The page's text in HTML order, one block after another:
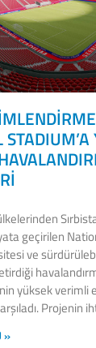
geçirilen
ve
yüksek verimli
Projenin
»